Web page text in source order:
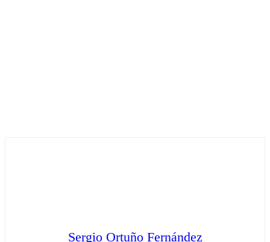
Sergio Ortuño Fernández